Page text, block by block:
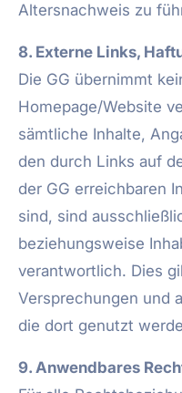
Altersnachweis zu
8. Externe Links,
Die GG übernimmt
Homepage/Website
sämtliche Inhalte,
den durch Links auf
der GG erreichbaren
sind, sind
beziehungsweise
verantwortlich. Dies
Versprechungen und
die dort genutzt
9. Anwendbares